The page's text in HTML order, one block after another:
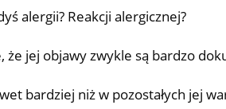
alergii? Reakcji alergicznej?
że jej objawy zwykle są bardzo
bardziej niż w pozostałych jej